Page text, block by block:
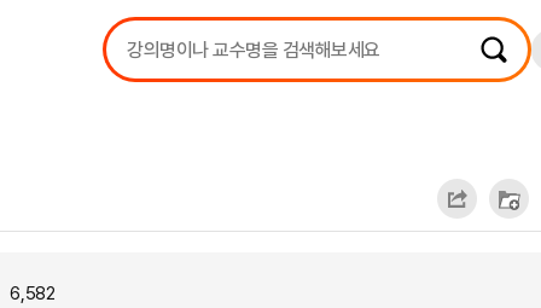
강의리스트
수강확인증강의
6,582